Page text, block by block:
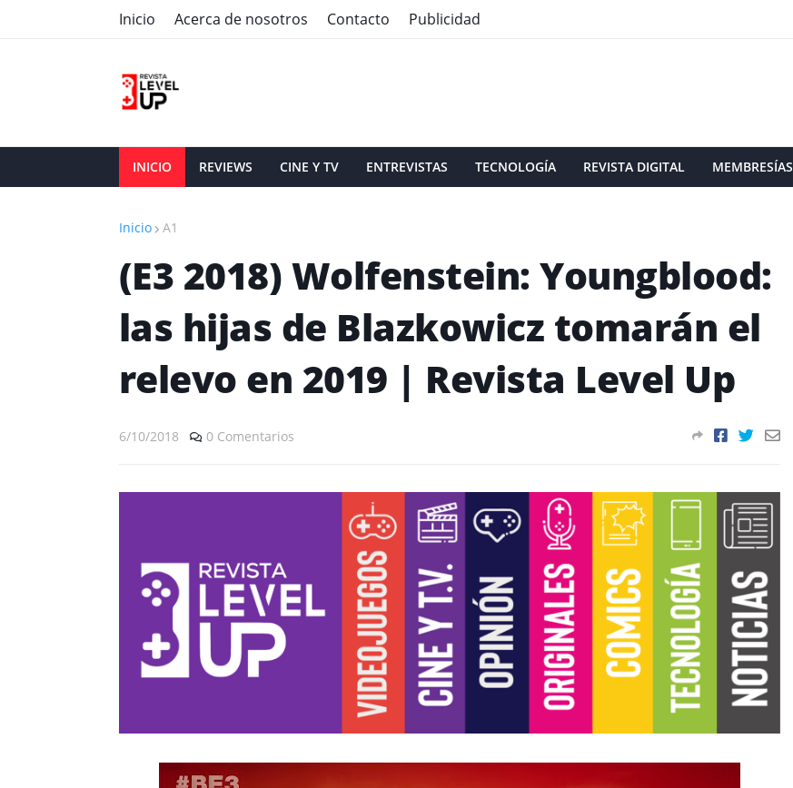
Inicio Acerca de nosotros Contacto Publicidad
INICIO REVIEWS CINE Y TV ENTREVISTAS TECNOLOGÍA REVISTA DIGITAL MEMBRESÍAS
Inicio A1
(E3 2018) Wolfenstein: Youngblood:
las hijas de Blazkowicz tomarán el
relevo en 2019 | Revista Level Up
6/10/2018 0 Comentarios